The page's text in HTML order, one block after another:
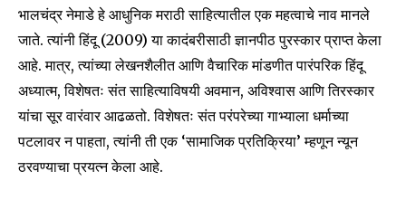
भालचंद्र नेमाडे हे आधुनिक मराठी साहित्यातील एक महत्वाचे नाव मानले
जाते. त्यांनी हिंदू (2009) या कादंबरीसाठी ज्ञानपीठ पुरस्कार प्राप्त केला
आहे. मात्र, त्यांच्या लेखनशैलीत आणि वैचारिक मांडणीत पारंपरिक हिंदू
अध्यात्म, विशेषतः संत साहित्याविषयी अवमान, अविश्वास आणि तिरस्कार
यांचा सूर वारंवार आढळतो. विशेषतः संत परंपरेच्या गाभ्याला धर्माच्या
पटलावर न पाहता, त्यांनी ती एक ‘सामाजिक प्रतिक्रिया’ म्हणून न्यून
ठरवण्याचा प्रयत्न केला आहे.